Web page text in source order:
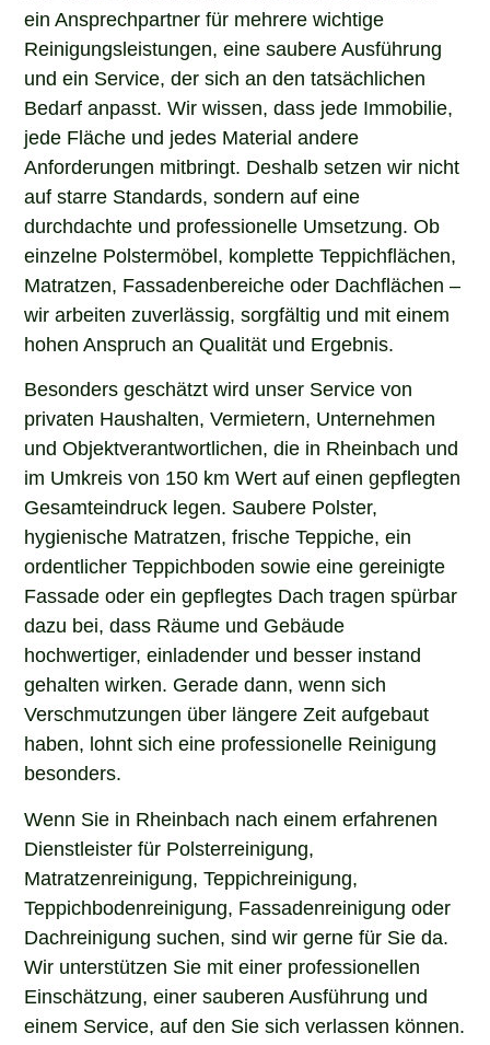
ein Ansprechpartner für mehrere wichtige
Reinigungsleistungen, eine saubere Ausführung
und ein Service, der sich an den tatsächlichen
Bedarf anpasst. Wir wissen, dass jede Immobilie,
jede Fläche und jedes Material andere
Anforderungen mitbringt. Deshalb setzen wir nicht
auf starre Standards, sondern auf eine
durchdachte und professionelle Umsetzung. Ob
einzelne Polstermöbel, komplette Teppichflächen,
Matratzen, Fassadenbereiche oder Dachflächen –
wir arbeiten zuverlässig, sorgfältig und mit einem
hohen Anspruch an Qualität und Ergebnis.
Besonders geschätzt wird unser Service von
privaten Haushalten, Vermietern, Unternehmen
und Objektverantwortlichen, die in Rheinbach und
im Umkreis von 150 km Wert auf einen gepflegten
Gesamteindruck legen. Saubere Polster,
hygienische Matratzen, frische Teppiche, ein
ordentlicher Teppichboden sowie eine gereinigte
Fassade oder ein gepflegtes Dach tragen spürbar
dazu bei, dass Räume und Gebäude
hochwertiger, einladender und besser instand
gehalten wirken. Gerade dann, wenn sich
Verschmutzungen über längere Zeit aufgebaut
haben, lohnt sich eine professionelle Reinigung
besonders.
Wenn Sie in Rheinbach nach einem erfahrenen
Dienstleister für Polsterreinigung,
Matratzenreinigung, Teppichreinigung,
Teppichbodenreinigung, Fassadenreinigung oder
Dachreinigung suchen, sind wir gerne für Sie da.
Wir unterstützen Sie mit einer professionellen
Einschätzung, einer sauberen Ausführung und
einem Service, auf den Sie sich verlassen können.